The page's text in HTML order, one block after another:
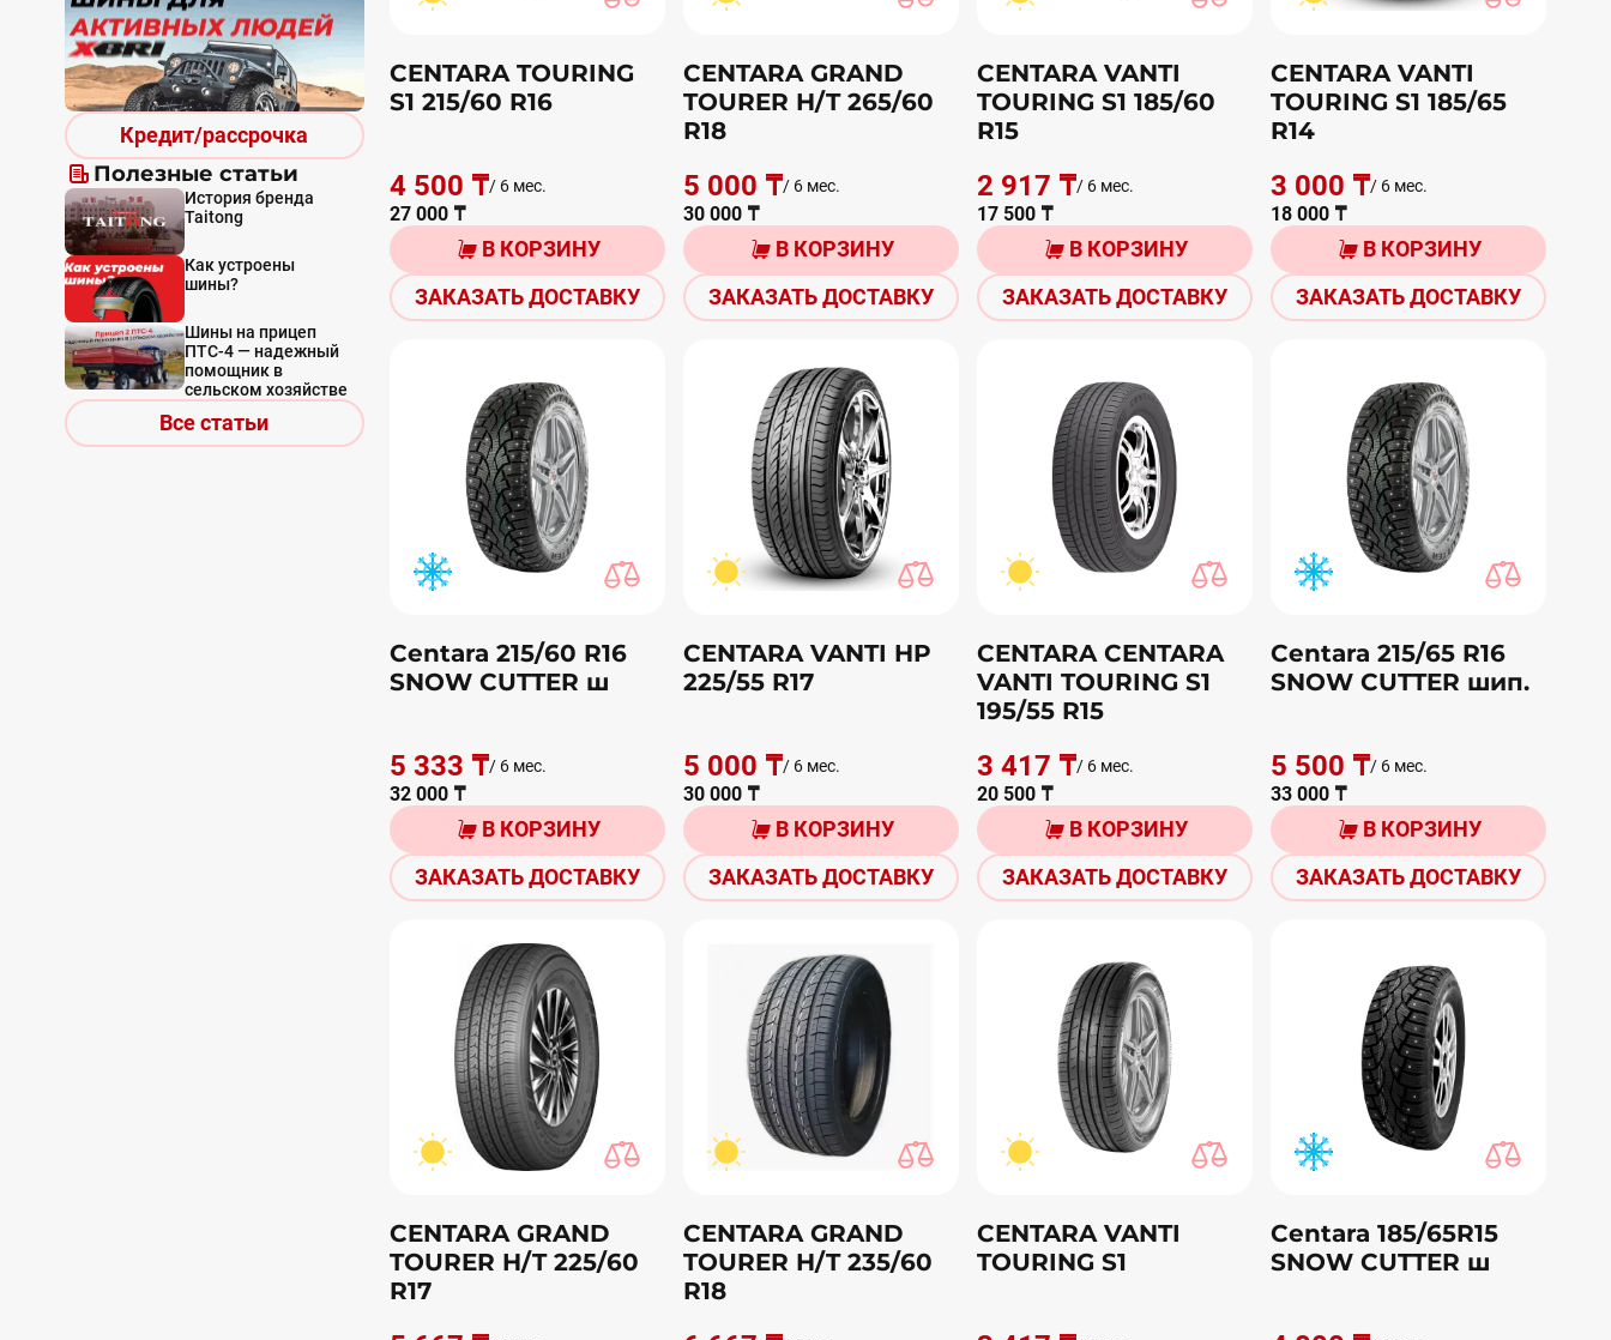
Кредит/рассрочка
Полезные статьи
История бренда
Taitong
Как устроены
шины?
Шины на прицеп
ПТС-4 — надежный
помощник в
сельском хозяйстве
Все статьи
CENTARA TOURING
S1 215/60 R16
4 500 ₸/ 6 мес.
27 000 ₸
В КОРЗИНУ
ЗАКАЗАТЬ ДОСТАВКУ
CENTARA GRAND
TOURER H/T 265/60
R18
5 000 ₸/ 6 мес.
30 000 ₸
В КОРЗИНУ
ЗАКАЗАТЬ ДОСТАВКУ
CENTARA VANTI
TOURING S1 185/60
R15
2 917 ₸/ 6 мес.
17 500 ₸
В КОРЗИНУ
ЗАКАЗАТЬ ДОСТАВКУ
CENTARA VANTI
TOURING S1 185/65
R14
3 000 ₸/ 6 мес.
18 000 ₸
В КОРЗИНУ
ЗАКАЗАТЬ ДОСТАВКУ
Centara 215/60 R16
SNOW CUTTER ш
5 333 ₸/ 6 мес.
32 000 ₸
В КОРЗИНУ
ЗАКАЗАТЬ ДОСТАВКУ
CENTARA VANTI HP
225/55 R17
5 000 ₸/ 6 мес.
30 000 ₸
В КОРЗИНУ
ЗАКАЗАТЬ ДОСТАВКУ
CENTARA CENTARA
VANTI TOURING S1
195/55 R15
3 417 ₸/ 6 мес.
20 500 ₸
В КОРЗИНУ
ЗАКАЗАТЬ ДОСТАВКУ
Centara 215/65 R16
SNOW CUTTER шип.
5 500 ₸/ 6 мес.
33 000 ₸
В КОРЗИНУ
ЗАКАЗАТЬ ДОСТАВКУ
CENTARA GRAND
TOURER H/T 225/60
R17
CENTARA GRAND
TOURER H/T 235/60
R18
CENTARA VANTI
TOURING S1
Centara 185/65R15
SNOW CUTTER ш